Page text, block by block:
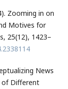
Zooming in on
Motives for
25(12), 1423–
News
of Different